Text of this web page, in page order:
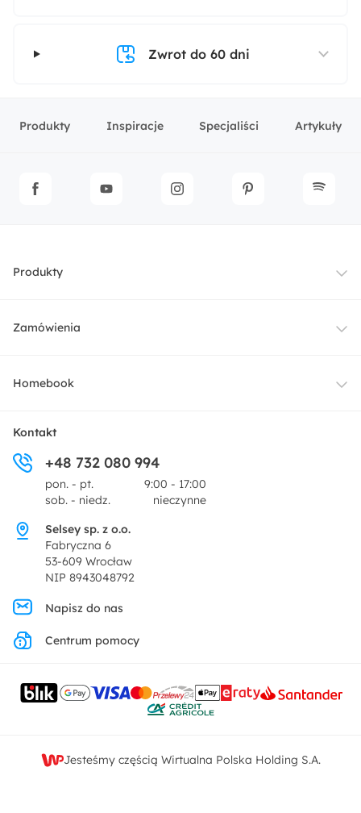
Zwrot do 60 dni
Produkty Inspiracje Specjaliści Artykuły
Produkty
Meble
Dekoracje i akcesoria
Promocje
Zamówienia
Dostawa
Zwroty
Pytania i odpowiedzi
Homebook
O nas
Centrum prasowe
Regulamin
Polityka prywatności
Ustawienia prywatności
Kontakt
Kontakt
+48 732 080 994
pon. - pt.
9:00 - 17:00
sob. - niedz.
nieczynne
Selsey sp. z o.o.
Fabryczna 6
53-609 Wrocław
NIP 8943048792
Napisz do nas
Centrum pomocy
Jesteśmy częścią Wirtualna Polska Holding S.A.